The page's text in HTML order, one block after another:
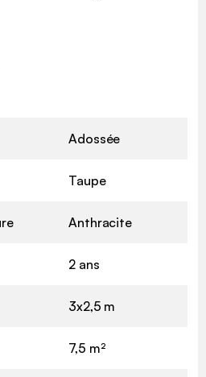
Adossée
Taupe
Anthracite
2 ans
3x2,5 m
7,5 m²